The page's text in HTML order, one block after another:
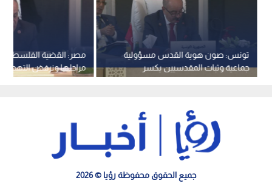
مصر: القضية
مراحلها ونرفض التهجير
ونتصدي لتقويض
تونس: صون هوية القدس مسؤولية
جماعية وثبات المقدسيين يكسر
مخططات التهويد
جميع الحقوق محفوظة رؤيا © 2026